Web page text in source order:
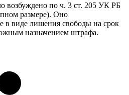
возбуждено по ч. 3 ст. 205 УК РБ
размере). Оно
в виде лишения свободы на срок
назначением штрафа.